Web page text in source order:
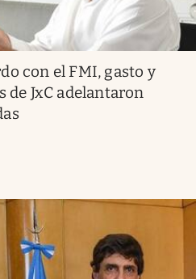
con el FMI, gasto y
de JxC adelantaron